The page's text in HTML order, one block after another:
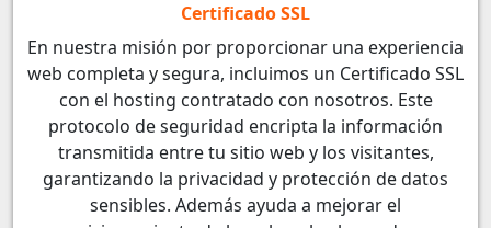
Certificado SSL
En nuestra misión por proporcionar una experiencia
web completa y segura, incluimos un Certificado SSL
con el hosting contratado con nosotros. Este
protocolo de seguridad encripta la información
transmitida entre tu sitio web y los visitantes,
garantizando la privacidad y protección de datos
sensibles. Además ayuda a mejorar el